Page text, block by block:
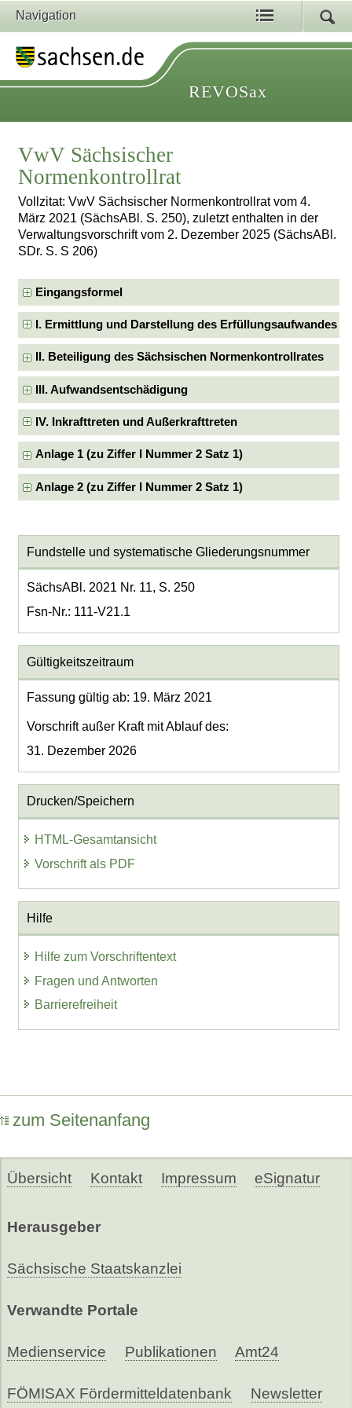
Navigation
REVOSax
VwV Sächsischer
Normenkontrollrat
Vollzitat: VwV Sächsischer Normenkontrollrat vom 4.
März 2021 (SächsABl. S. 250), zuletzt enthalten in der
Verwaltungsvorschrift vom 2. Dezember 2025 (SächsABl.
SDr. S. S 206)
Eingangsformel
I. Ermittlung und Darstellung des Erfüllungsaufwandes
II. Beteiligung des Sächsischen Normenkontrollrates
III. Aufwandsentschädigung
IV. Inkrafttreten und Außerkrafttreten
Anlage 1 (zu Ziffer I Nummer 2 Satz 1)
Anlage 2 (zu Ziffer I Nummer 2 Satz 1)
Fundstelle und systematische Gliederungsnummer
SächsABl. 2021 Nr. 11, S. 250
Fsn-Nr.: 111-V21.1
Gültigkeitszeitraum
Fassung gültig ab: 19. März 2021
Vorschrift außer Kraft mit Ablauf des:
31. Dezember 2026
Drucken/Speichern
HTML-Gesamtansicht
Vorschrift als PDF
Hilfe
Hilfe zum Vorschriftentext
Fragen und Antworten
Barrierefreiheit
zum Seitenanfang
Übersicht Kontakt Impressum eSignatur
Herausgeber
Sächsische Staatskanzlei
Verwandte Portale
Medienservice Publikationen Amt24
FÖMISAX Fördermitteldatenbank Newsletter